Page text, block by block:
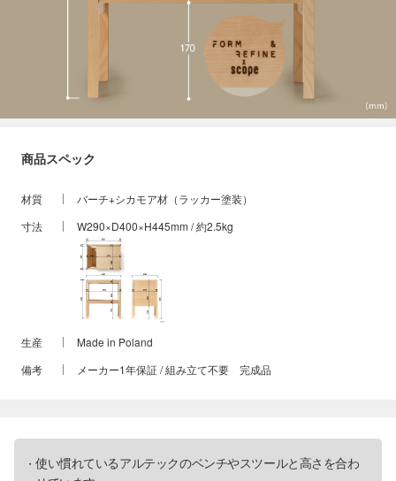
商品スペック
材質
バーチ+シカモア材（ラッカー塗装）
寸法
W290×D400×H445mm / 約2.5kg
生産
Made in Poland
備考
メーカー1年保証 / 組み立て不要 完成品
使い慣れているアルテックのベンチやスツールと高さを合わ